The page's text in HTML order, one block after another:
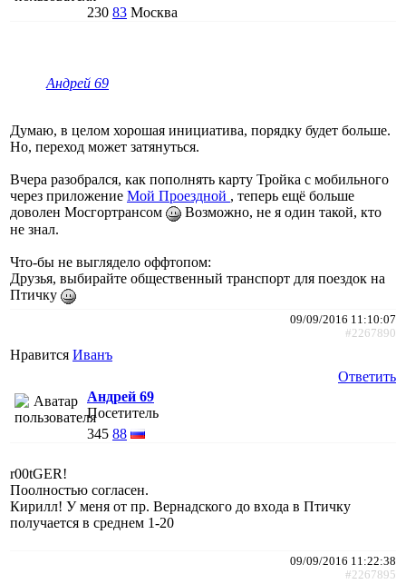
230 83 Москва
Андрей 69
Думаю, в целом хорошая инициатива, порядку будет больше.
Но, переход может затянуться.
Вчера разобрался, как пополнять карту Тройка с мобильного
через приложение Мой Проездной , теперь ещё больше
доволен Мосгортрансом
Возможно, не я один такой, кто
не знал.
Что-бы не выглядело оффтопом:
Друзья, выбирайте общественный транспорт для поездок на
Птичку
09/09/2016 11:10:07
#2267890
Нравится Иванъ
Ответить
Андрей 69
Посетитель
345 88
r00tGER!
Поолностью согласен.
Кирилл! У меня от пр. Вернадского до вxода в Птичку
получается в среднем 1-20
09/09/2016 11:22:38
#2267895